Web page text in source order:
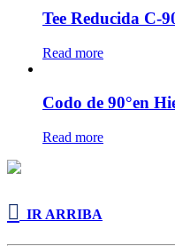
Tee Reducida C-
Read more
Codo de 90°en
Read more
 IR ARRIBA